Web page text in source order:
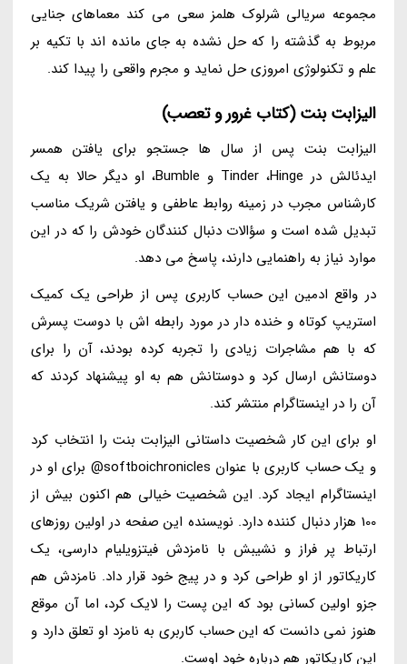
مجموعه سریالی شرلوک هلمز سعی می کند معماهای جنایی
مربوط به گذشته را که حل نشده به جای مانده اند با تکیه بر
علم و تکنولوژی امروزی حل نماید و مجرم واقعی را پیدا کند.
الیزابت بنت (کتاب غرور و تعصب)
الیزابت بنت پس از سال ها جستجو برای یافتن همسر
ایدئالش در Tinder ،Hinge و Bumble، او دیگر حالا به یک
کارشناس مجرب در زمینه روابط عاطفی و یافتن شریک مناسب
تبدیل شده است و سؤالات دنبال کنندگان خودش را که در این
موارد نیاز به راهنمایی دارند، پاسخ می دهد.
در واقع ادمین این حساب کاربری پس از طراحی یک کمیک
استریپ کوتاه و خنده دار در مورد رابطه اش با دوست پسرش
که با هم مشاجرات زیادی را تجربه کرده بودند، آن را برای
دوستانش ارسال کرد و دوستانش هم به او پیشنهاد کردند که
آن را در اینستاگرام منتشر کند.
او برای این کار شخصیت داستانی الیزابت بنت را انتخاب کرد
و یک حساب کاربری با عنوان softboichronicles@ برای او در
اینستاگرام ایجاد کرد. این شخصیت خیالی هم اکنون بیش از
100 هزار دنبال کننده دارد. نویسنده این صفحه در اولین روزهای
ارتباط پر فراز و نشیبش با نامزدش فیتزویلیام دارسی، یک
کاریکاتور از او طراحی کرد و در پیج خود قرار داد. نامزدش هم
جزو اولین کسانی بود که این پست را لایک کرد، اما آن موقع
هنوز نمی دانست که این حساب کاربری به نامزد او تعلق دارد و
این کاریکاتور هم درباره خود اوست.